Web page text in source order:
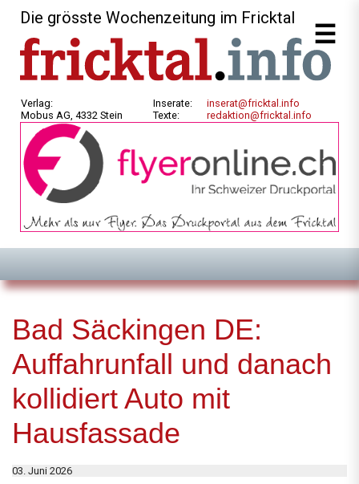
Die grösste Wochenzeitung im Fricktal
Verlag:
Mobus AG, 4332 Stein
Inserate:
Texte:
inserat@fricktal.info
redaktion@fricktal.info
Bad Säckingen DE:
Auffahrunfall und danach
kollidiert Auto mit
Hausfassade
03. Juni 2026